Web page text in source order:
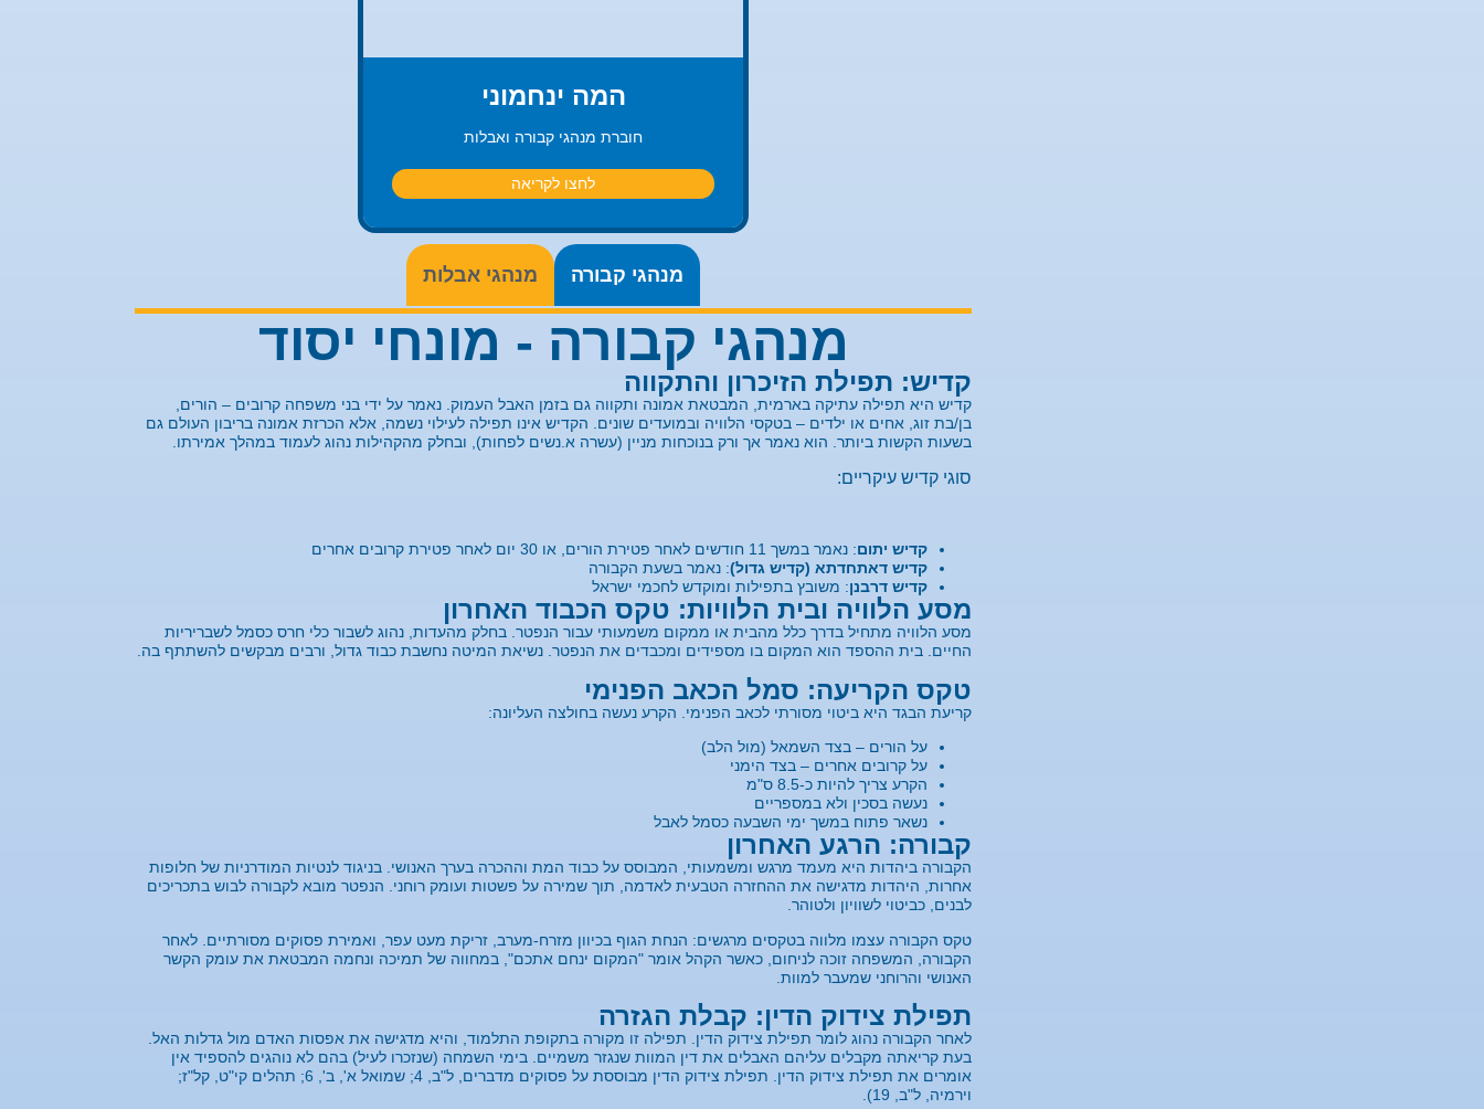
המה ינחמוני
חוברת מנהגי קבורה ואבלות
לחצו לקריאה
מנהגי קבורה מנהגי אבלות
מנהגי קבורה - מונחי יסוד
קדיש: תפילת הזיכרון והתקווה
קדיש היא תפילה עתיקה בארמית, המבטאת אמונה ותקווה גם בזמן האבל העמוק. נאמר על ידי בני משפחה קרובים – הורים,
בן/בת זוג, אחים או ילדים – בטקסי הלוויה ובמועדים שונים. הקדיש אינו תפילה לעילוי נשמה, אלא הכרזת אמונה בריבון העולם גם
בשעות הקשות ביותר. הוא נאמר אך ורק בנוכחות מניין (עשרה א.נשים לפחות), ובחלק מהקהילות נהוג לעמוד במהלך אמירתו.
סוגי קדיש עיקריים:
קדיש יתום: נאמר במשך 11 חודשים לאחר פטירת הורים, או 30 יום לאחר פטירת קרובים אחרים
קדיש דאתחדתא (קדיש גדול): נאמר בשעת הקבורה
קדיש דרבנן: משובץ בתפילות ומוקדש לחכמי ישראל
מסע הלוויה ובית הלוויות: טקס הכבוד האחרון
מסע הלוויה מתחיל בדרך כלל מהבית או ממקום משמעותי עבור הנפטר. בחלק מהעדות, נהוג לשבור כלי חרס כסמל לשבריריות
החיים. בית ההספד הוא המקום בו מספידים ומכבדים את הנפטר. נשיאת המיטה נחשבת כבוד גדול, ורבים מבקשים להשתתף בה.
טקס הקריעה: סמל הכאב הפנימי
קריעת הבגד היא ביטוי מסורתי לכאב הפנימי. הקרע נעשה בחולצה העליונה:
על הורים – בצד השמאל (מול הלב)
על קרובים אחרים – בצד הימני
הקרע צריך להיות כ-8.5 ס"מ
נעשה בסכין ולא במספריים
נשאר פתוח במשך ימי השבעה כסמל לאבל
קבורה: הרגע האחרון
הקבורה ביהדות היא מעמד מרגש ומשמעותי, המבוסס על כבוד המת וההכרה בערך האנושי. בניגוד לנטיות המודרניות של חלופות
אחרות, היהדות מדגישה את ההחזרה הטבעית לאדמה, תוך שמירה על פשטות ועומק רוחני. הנפטר מובא לקבורה לבוש בתכריכים
לבנים, כביטוי לשוויון ולטוהר.
טקס הקבורה עצמו מלווה בטקסים מרגשים: הנחת הגוף בכיוון מזרח-מערב, זריקת מעט עפר, ואמירת פסוקים מסורתיים. לאחר
הקבורה, המשפחה זוכה לניחום, כאשר הקהל אומר "המקום ינחם אתכם", במחווה של תמיכה ונחמה המבטאת את עומק הקשר
האנושי והרוחני שמעבר למוות.
תפילת צידוק הדין: קבלת הגזרה
לאחר הקבורה נהוג לומר תפילת צידוק הדין. תפילה זו מקורה בתקופת התלמוד, והיא מדגישה את אפסות האדם מול גדלות האל.
בעת קריאתה מקבלים עליהם האבלים את דין המוות שנגזר משמיים. בימי השמחה (שנזכרו לעיל) בהם לא נוהגים להספיד אין
אומרים את תפילת צידוק הדין. תפילת צידוק הדין מבוססת על פסוקים מדברים, ל"ב, 4; שמואל א', ב', 6; תהלים קי"ט, קל"ז;
וירמיה, ל"ב, 19).